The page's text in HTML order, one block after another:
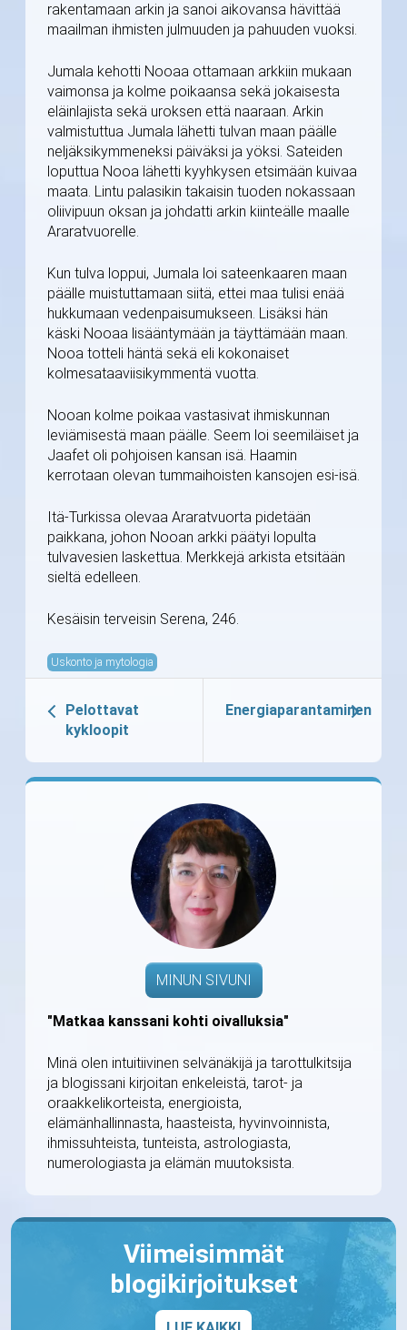
rakentamaan arkin ja sanoi aikovansa hävittää
maailman ihmisten julmuuden ja pahuuden vuoksi.
Jumala kehotti Nooaa ottamaan arkkiin mukaan
vaimonsa ja kolme poikaansa sekä jokaisesta
eläinlajista sekä uroksen että naaraan. Arkin
valmistuttua Jumala lähetti tulvan maan päälle
neljäksikymmeneksi päiväksi ja yöksi. Sateiden
loputtua Nooa lähetti kyyhkysen etsimään kuivaa
maata. Lintu palasikin takaisin tuoden nokassaan
oliivipuun oksan ja johdatti arkin kiinteälle maalle
Araratvuorelle.
Kun tulva loppui, Jumala loi sateenkaaren maan
päälle muistuttamaan siitä, ettei maa tulisi enää
hukkumaan vedenpaisumukseen. Lisäksi hän
käski Nooaa lisääntymään ja täyttämään maan.
Nooa totteli häntä sekä eli kokonaiset
kolmesataaviisikymmentä vuotta.
Nooan kolme poikaa vastasivat ihmiskunnan
leviämisestä maan päälle. Seem loi seemiläiset ja
Jaafet oli pohjoisen kansan isä. Haamin
kerrotaan olevan tummaihoisten kansojen esi-isä.
Itä-Turkissa olevaa Araratvuorta pidetään
paikkana, johon Nooan arkki päätyi lopulta
tulvavesien laskettua. Merkkejä arkista etsitään
sieltä edelleen.
Kesäisin terveisin Serena, 246.
Uskonto ja mytologia
Pelottavat
kykloopit
Energiaparantaminen
MINUN SIVUNI
"Matkaa kanssani kohti oivalluksia"
Minä olen intuitiivinen selvänäkijä ja tarottulkitsija
ja blogissani kirjoitan enkeleistä, tarot- ja
oraakkelikorteista, energioista,
elämänhallinnasta, haasteista, hyvinvoinnista,
ihmissuhteista, tunteista, astrologiasta,
numerologiasta ja elämän muutoksista.
Viimeisimmät
blogikirjoitukset